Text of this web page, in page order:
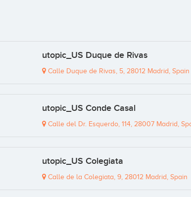
utopic_US Duque de Rivas
Calle Duque de Rivas, 5, 28012 Madrid, Spain
utopic_US Conde Casal
Calle del Dr. Esquerdo, 114, 28007 Madrid,
utopic_US Colegiata
Calle de la Colegiata, 9, 28012 Madrid, Spain